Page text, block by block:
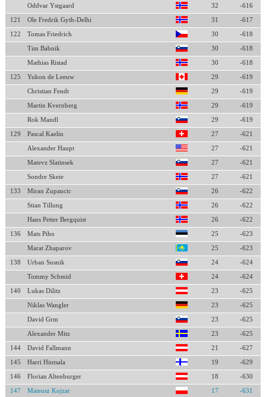
Oddvar Ystgaard 32 -616
121 Ole Fredrik Gyth-Delhi 31 -617
122 Tomas Friedrich 30 -618
Tim Babnik 30 -618
Mathias Ristad 30 -618
125 Yukon de Leeuw 29 -619
Christian Fendt 29 -619
Martin Kvernberg 29 -619
Rok Mandl 29 -619
129 Pascal Kaelin 27 -621
Alexander Haupt 27 -621
Matevz Slatinsek 27 -621
Sondre Skeie 27 -621
133 Miran Zupancic 26 -622
Stian Tillung 26 -622
Hans Petter Bergquist 26 -622
136 Mats Piho 25 -623
Marat Zhaparov 25 -623
138 Urban Susnik 24 -624
Tommy Schmid 24 -624
140 Lukas Dilitz 23 -625
Niklas Wangler 23 -625
David Grm 23 -625
Alexander Mitz 23 -625
144 David Fallmann 21 -627
145 Harri Hintsala 19 -629
146 Florian Altenburger 18 -630
147 Mateusz Kojzar 17 -631